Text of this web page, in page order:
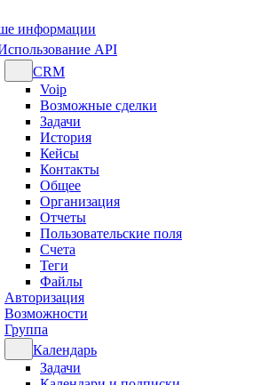
информации
API
CRM
Voip
Возможные сделки
Задачи
История
Кейсы
Контакты
Общее
Организация
Отчеты
Пользовательские поля
Счета
Теги
Файлы
Авторизация
Возможности
Группа
Календарь
Задачи